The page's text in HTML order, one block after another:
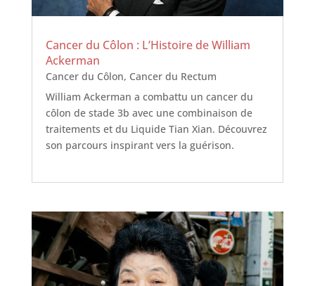
Cancer du Côlon : L’Histoire de William
Ackerman
Cancer du Côlon, Cancer du Rectum
William Ackerman a combattu un cancer du
côlon de stade 3b avec une combinaison de
traitements et du Liquide Tian Xian. Découvrez
son parcours inspirant vers la guérison.